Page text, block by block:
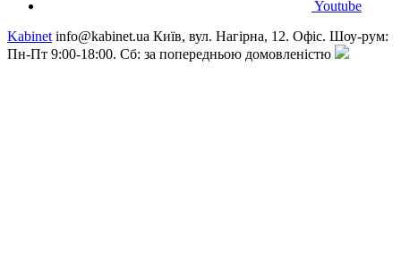
Youtube
Kabinet info@kabinet.ua Київ, вул. Нагірна, 12. Офіс. Шоу-рум:
Пн-Пт 9:00-18:00. Сб: за попередньою домовленістю